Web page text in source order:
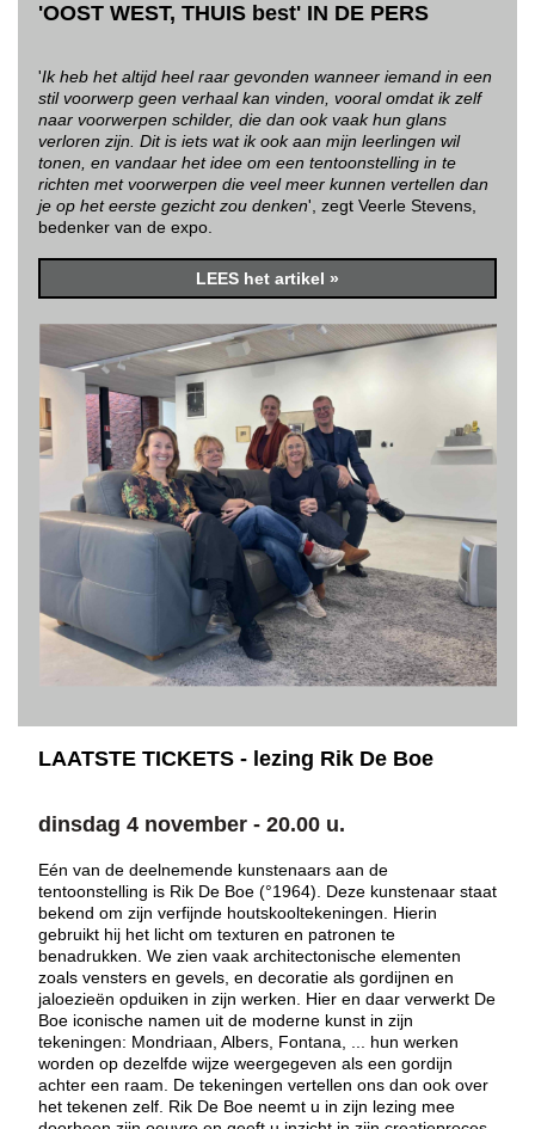
'OOST WEST, THUIS best' IN DE PERS
'Ik heb het altijd heel raar gevonden wanneer iemand in een
stil voorwerp geen verhaal kan vinden, vooral omdat ik zelf
naar voorwerpen schilder, die dan ook vaak hun glans
verloren zijn. Dit is iets wat ik ook aan mijn leerlingen wil
tonen, en vandaar het idee om een tentoonstelling in te
richten met voorwerpen die veel meer kunnen vertellen dan
je op het eerste gezicht zou denken', zegt Veerle Stevens,
bedenker van de expo.
LEES het artikel »
LAATSTE TICKETS - lezing Rik De Boe
dinsdag 4 november - 20.00 u.
Eén van de deelnemende kunstenaars aan de
tentoonstelling is Rik De Boe (°1964). Deze kunstenaar staat
bekend om zijn verfijnde houtskooltekeningen. Hierin
gebruikt hij het licht om texturen en patronen te
benadrukken. We zien vaak architectonische elementen
zoals vensters en gevels, en decoratie als gordijnen en
jaloezieën opduiken in zijn werken. Hier en daar verwerkt De
Boe iconische namen uit de moderne kunst in zijn
tekeningen: Mondriaan, Albers, Fontana, ... hun werken
worden op dezelfde wijze weergegeven als een gordijn
achter een raam. De tekeningen vertellen ons dan ook over
het tekenen zelf. Rik De Boe neemt u in zijn lezing mee